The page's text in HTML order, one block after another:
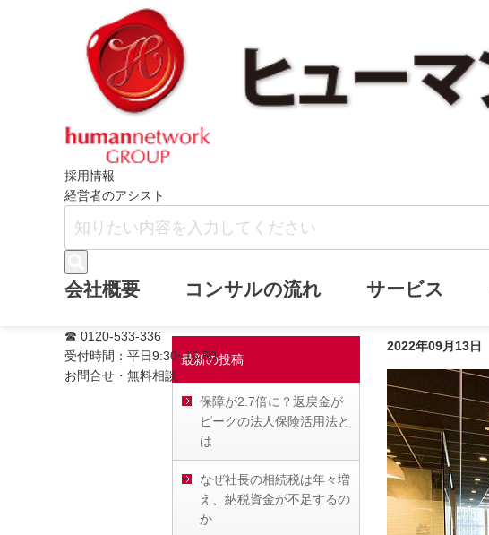
採用情報
経営者のアシスト
会社概要 コンサルの流れ サービス
☎ 0120-533-336
受付時間：平日9:30~16:50
お問合せ・無料相談
最新の投稿
保障が2.7倍に？返戻金が
ピークの法人保険活用法と
は
なぜ社長の相続税は年々増
え、納税資金が不足するの
か
2022年09月13日